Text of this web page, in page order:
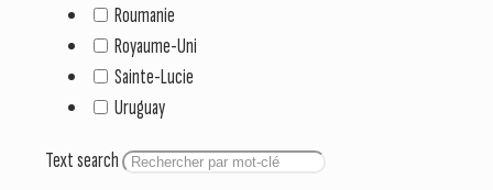
Roumanie
Royaume-Uni
Sainte-Lucie
Uruguay
Text search